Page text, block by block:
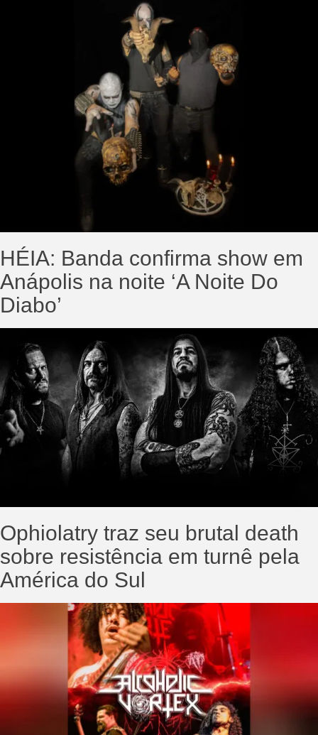
HÉIA: Banda confirma show em
Anápolis na noite ‘A Noite Do
Diabo’
Ophiolatry traz seu brutal death
sobre resistência em turnê pela
América do Sul